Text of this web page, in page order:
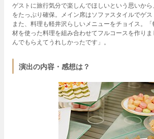
ゲストに旅行気分で楽しんでほしいという思いか
をたっぷり確保。メイン席はソファスタイルでゲス
また、料理も軽井沢らしいメニューをチョイス。
材を使った料理を組み合わせてフルコースを作り
んでもらえてうれしかったです」。
演出の内容・感想は？